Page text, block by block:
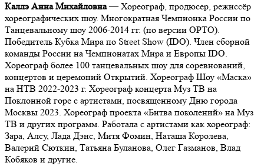
Каллэ Анна Михайловна— Хореограф, продюсер, режиссёр
хореографических шоу. Многократная Чемпионка России по
Танцевальному шоу 2006-2014 гг. (по версии ОРТО).
Победитель Кубка Мира по Street Show (IDO). Член сборной
команды России на Чемпионатах Мира и Европы IDO.
Хореограф более 100 танцевальных шоу для соревнований,
концертов и церемоний Открытий. Хореограф Шоу «Маска»
на НТВ 2022-2023 г. Хореограф концерта Муз ТВ на
Поклонной горе с артистами, посвященному Дню города
Москвы 2023. Хореограф проекта «Битва поколений» на Муз
ТВ и других программ. Работала с артистами как хореограф:
Зара, Алсу, Лада Дэнс, Митя Фомин, Наташа Королева,
Валерий Сюткин, Татьяна Буланова, Олег Газманов, Влад
Кобяков и другие.